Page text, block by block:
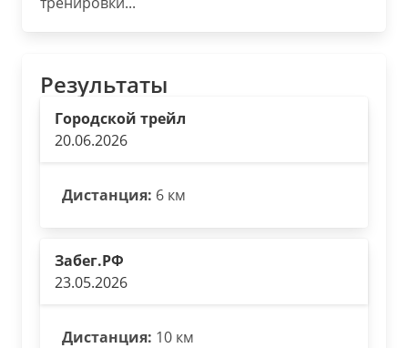
Результаты
Городской трейл
20.06.2026
Дистанция: 6 км
Забег.РФ
23.05.2026
Дистанция: 10 км